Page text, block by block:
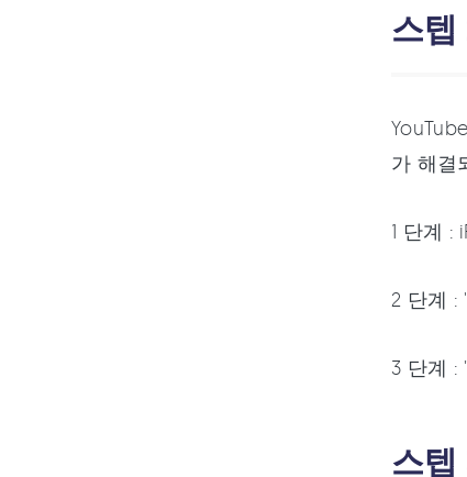
스
가 해결
1 단계 :
2 단계 :
3 단계 :
스